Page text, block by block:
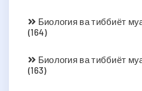
Биология ва тиббиёт
(164)
Биология ва тиббиёт
(163)